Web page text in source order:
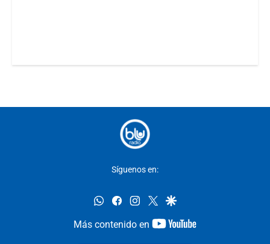
Síguenos en:
whatsappfacebookinstagram
twittergoogle
Más contenido en
youtube-